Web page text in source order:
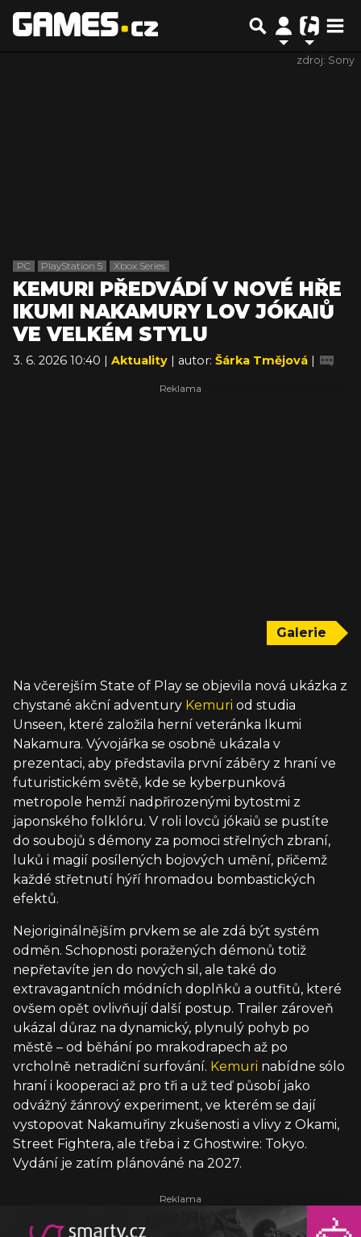
zdroj: Sony
PC PlayStation 5 Xbox Series
KEMURI PŘEDVÁDÍ V NOVÉ HŘE
IKUMI NAKAMURY LOV JÓKAIŮ
VE VELKÉM STYLU
3. 6. 2026 10:40 | Aktuality | autor: Šárka Tmějová |
Galerie
Na včerejším State of Play se objevila nová ukázka z
chystané akční adventury Kemuri od studia
Unseen, které založila herní veteránka Ikumi
Nakamura. Vývojářka se osobně ukázala v
prezentaci, aby představila první záběry z hraní ve
futuristickém světě, kde se kyberpunková
metropole hemží nadpřirozenými bytostmi z
japonského folklóru. V roli lovců jókaiů se pustíte
do soubojů s démony za pomoci střelných zbraní,
luků i magií posílených bojových umění, přičemž
každé střetnutí hýří hromadou bombastických
efektů.
Nejoriginálnějším prvkem se ale zdá být systém
odměn. Schopnosti poražených démonů totiž
nepřetavíte jen do nových sil, ale také do
extravagantních módních doplňků a outfitů, které
ovšem opět ovlivňují další postup. Trailer zároveň
ukázal důraz na dynamický, plynulý pohyb po
městě – od běhání po mrakodrapech až po
vrcholně netradiční surfování. Kemuri nabídne sólo
hraní i kooperaci až pro tři a už teď působí jako
odvážný žánrový experiment, ve kterém se dají
vystopovat Nakamuřiny zkušenosti a vlivy z Okami,
Street Fightera, ale třeba i z Ghostwire: Tokyo.
Vydání je zatím plánováné na 2027.